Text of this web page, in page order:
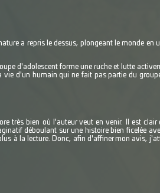
a repris le dessus, plongeant le monde en
d'adolescent forme une ruche et lutte
d'un humain qui ne fait pas partie du
très bien où l'auteur veut en venir. Il est
déboulant sur une histoire bien ficelée
à la lecture. Donc, afin d'affiner mon avis,